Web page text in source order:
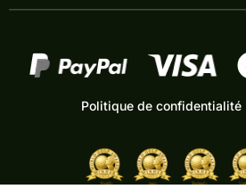
Politique de confidentialité|